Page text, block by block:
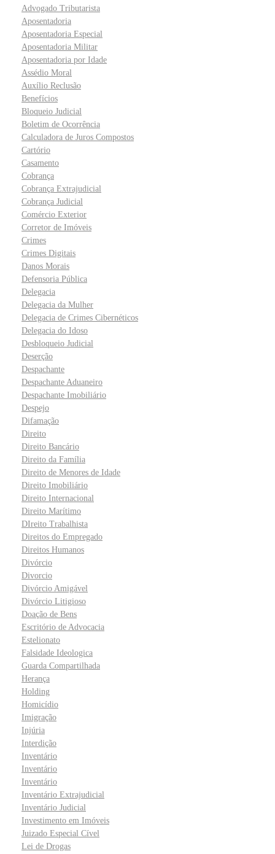
Advogado Tributarista
Aposentadoria
Aposentadoria Especial
Aposentadoria Militar
Aposentadoria por Idade
Assédio Moral
Auxílio Reclusão
Benefícios
Bloqueio Judicial
Boletim de Ocorrência
Calculadora de Juros Compostos
Cartório
Casamento
Cobrança
Cobrança Extrajudicial
Cobrança Judicial
Comércio Exterior
Corretor de Imóveis
Crimes
Crimes Digitais
Danos Morais
Defensoria Pública
Delegacia
Delegacia da Mulher
Delegacia de Crimes Cibernéticos
Delegacia do Idoso
Desbloqueio Judicial
Deserção
Despachante
Despachante Aduaneiro
Despachante Imobiliário
Despejo
Difamação
Direito
Direito Bancário
Direito da Família
Direito de Menores de Idade
Direito Imobiliário
Direito Internacional
Direito Marítimo
DIreito Trabalhista
Direitos do Empregado
Direitos Humanos
Divórcio
Divorcio
Divórcio Amigável
Divórcio Litigioso
Doação de Bens
Escritório de Advocacia
Estelionato
Falsidade Ideologica
Guarda Compartilhada
Herança
Holding
Homicídio
Imigração
Injúria
Interdição
Inventário
Inventário
Inventário
Inventário Extrajudicial
Inventário Judicial
Investimento em Imóveis
Juizado Especial Cível
Lei de Drogas